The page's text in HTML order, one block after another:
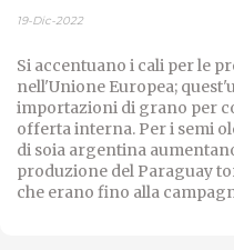
19-Dic-2022
Si accentuano i cali per le
nell'Unione Europea;
importazioni di grano per
offerta interna. Per i semi
di soia argentina
produzione del Paraguay
che erano fino alla